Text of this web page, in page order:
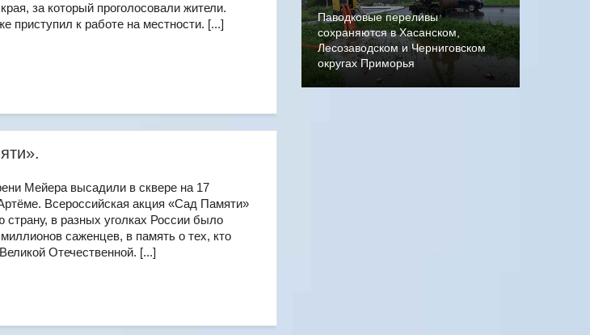
за который проголосовали жители.
приступил к работе на местности. [...]
Мейера высадили в сквере на 17
Всероссийская акция «Сад Памяти»
страну, в разных уголках России было
саженцев, в память о тех, кто
Отечественной. [...]
Паводковые переливы
сохраняются в Хасанском,
Лесозаводском и Черниговском
округах Приморья